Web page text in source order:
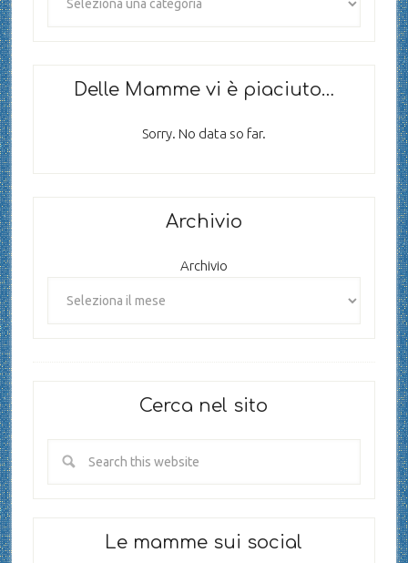
Delle Mamme vi è piaciuto…
Sorry. No data so far.
Archivio
Archivio
Cerca nel sito
Le mamme sui social